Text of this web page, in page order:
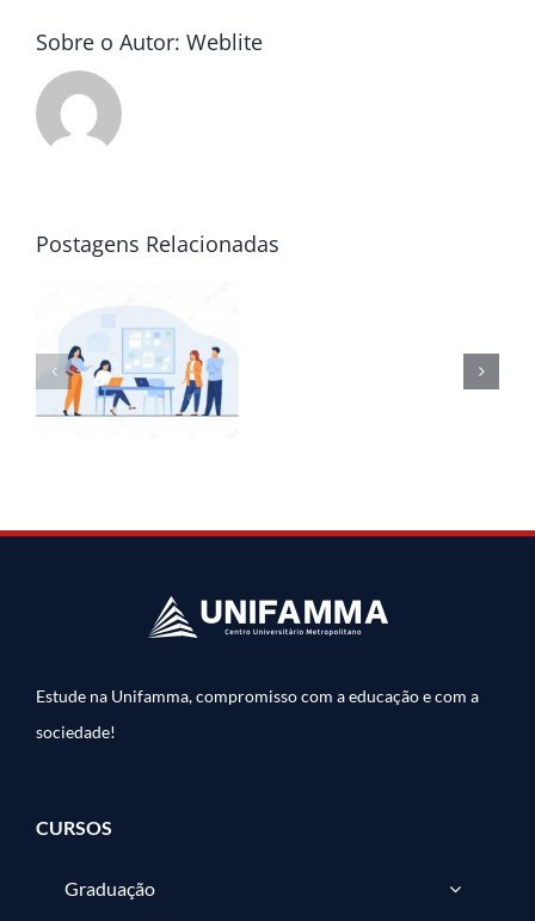
Sobre o Autor: Weblite
Postagens Relacionadas
Estude na Unifamma, compromisso com a educação e com a
sociedade!
CURSOS
Graduação